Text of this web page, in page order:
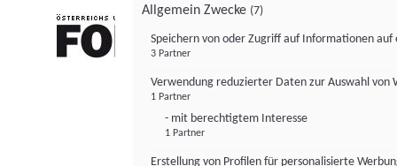
Allgemein Zwecke (7)
Speichern von oder Zugriff auf Informationen auf
3 Partner
Verwendung reduzierter Daten zur Auswahl von
1 Partner
- mit berechtigtem Interesse
1 Partner
Erstellung von Profilen für personalisierte
FONDS professionell